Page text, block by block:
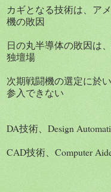
カギとなる技術は、ア
機の敗因
日の丸半導体の敗因は
独壇場
次期戦闘機の選定に於
参入できない
DA技術、Design
CAD技術、Computer